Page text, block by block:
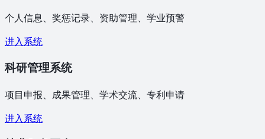
个人信息、奖惩记录、资助管理、学业预警
进入系统
科研管理系统
项目申报、成果管理、学术交流、专利申请
进入系统